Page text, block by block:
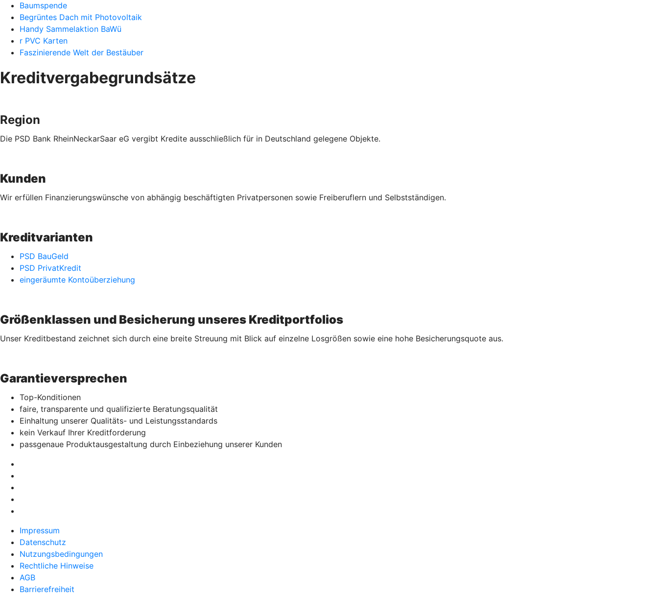
Baumspende
Begrüntes Dach mit Photovoltaik
Handy Sammelaktion BaWü
r PVC Karten
Faszinierende Welt der Bestäuber
Kreditvergabegrundsätze
Region
Die PSD Bank RheinNeckarSaar eG vergibt Kredite ausschließlich für in Deutschland gelegene Objekte.
Kunden
Wir erfüllen Finanzierungswünsche von abhängig beschäftigten Privatpersonen sowie Freiberuflern und Selbstständigen.
Kreditvarianten
PSD BauGeld
PSD PrivatKredit
eingeräumte Kontoüberziehung
Größenklassen und Besicherung unseres Kreditportfolios
Unser Kreditbestand zeichnet sich durch eine breite Streuung mit Blick auf einzelne Losgrößen sowie eine hohe Besicherungsquote aus.
Garantieversprechen
Top-Konditionen
faire, transparente und qualifizierte Beratungsqualität
Einhaltung unserer Qualitäts- und Leistungsstandards
kein Verkauf Ihrer Kreditforderung
passgenaue Produktausgestaltung durch Einbeziehung unserer Kunden
Impressum
Datenschutz
Nutzungsbedingungen
Rechtliche Hinweise
AGB
Barrierefreiheit